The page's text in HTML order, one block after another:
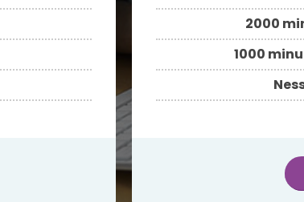
2000
1000